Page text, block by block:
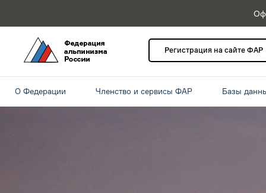
Регистрация на сайте ФАР
О Федерации Членство и сервисы ФАР Базы